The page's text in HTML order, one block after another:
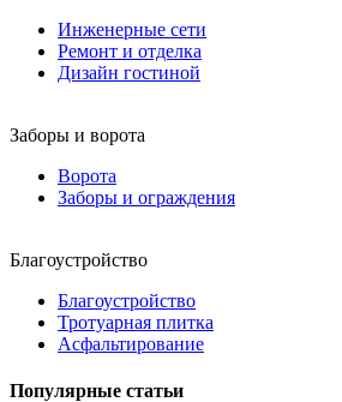
Инженерные сети
Ремонт и отделка
Дизайн гостиной
Заборы и ворота
Ворота
Заборы и ограждения
Благоустройство
Благоустройство
Тротуарная плитка
Асфальтирование
Популярные статьи